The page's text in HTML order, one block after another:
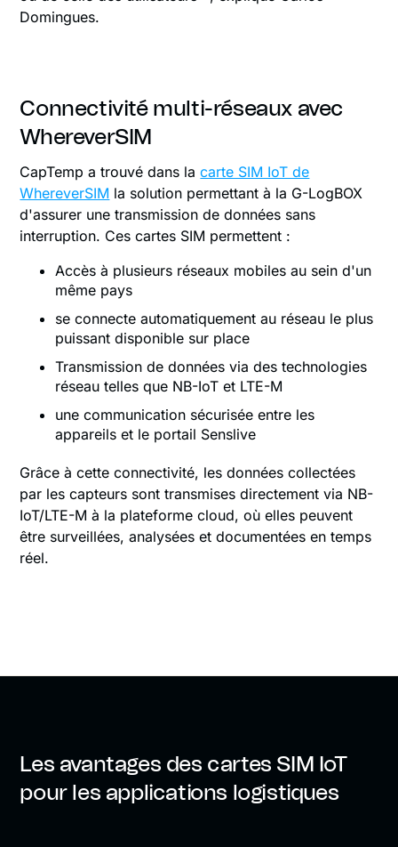
Domingues.
Connectivité multi-réseaux avec
WhereverSIM
CapTemp a trouvé dans lacarte SIM IoT de
WhereverSIM la solution permettant à la G-LogBOX
d'assurer une transmission de données sans
interruption. Ces cartes SIM permettent :
Accès à plusieurs réseaux mobiles au sein d'un
même pays
se connecte automatiquement au réseau le plus
puissant disponible sur place
Transmission de données via des technologies
réseau telles que NB-IoT et LTE-M
une communication sécurisée entre les
appareils et le portail Senslive
Grâce à cette connectivité, les données collectées
par les capteurs sont transmises directement via NB-
IoT/LTE-M à la plateforme cloud, où elles peuvent
être surveillées, analysées et documentées en temps
réel.
Les avantages des cartes SIM IoT
pour les applications logistiques